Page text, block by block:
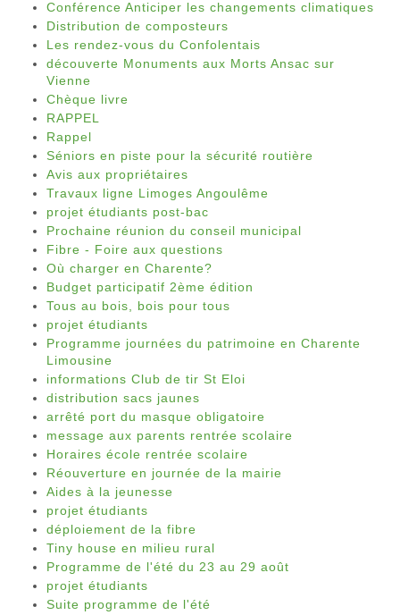
Conférence Anticiper les changements climatiques
Distribution de composteurs
Les rendez-vous du Confolentais
découverte Monuments aux Morts Ansac sur
Vienne
Chèque livre
RAPPEL
Rappel
Séniors en piste pour la sécurité routière
Avis aux propriétaires
Travaux ligne Limoges Angoulême
projet étudiants post-bac
Prochaine réunion du conseil municipal
Fibre - Foire aux questions
Où charger en Charente?
Budget participatif 2ème édition
Tous au bois, bois pour tous
projet étudiants
Programme journées du patrimoine en Charente
Limousine
informations Club de tir St Eloi
distribution sacs jaunes
arrêté port du masque obligatoire
message aux parents rentrée scolaire
Horaires école rentrée scolaire
Réouverture en journée de la mairie
Aides à la jeunesse
projet étudiants
déploiement de la fibre
Tiny house en milieu rural
Programme de l'été du 23 au 29 août
projet étudiants
Suite programme de l'été